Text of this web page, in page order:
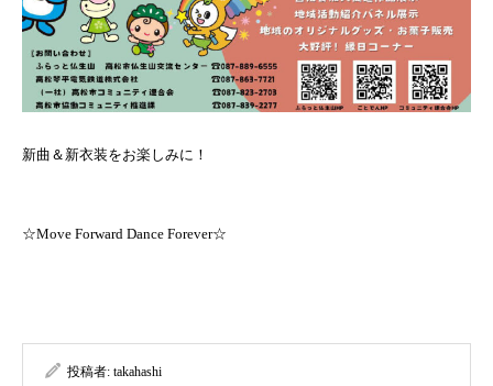
新曲＆新衣装をお楽しみに！
☆Move Forward Dance Forever☆
投稿者: takahashi